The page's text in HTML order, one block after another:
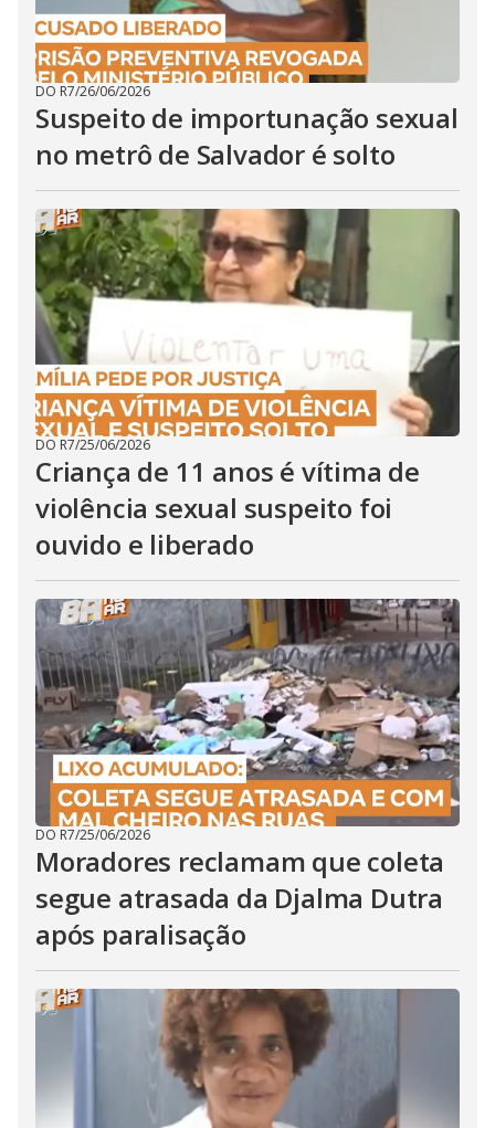
DO R7/26/06/2026
Suspeito de importunação sexual
no metrô de Salvador é solto
DO R7/25/06/2026
Criança de 11 anos é vítima de
violência sexual suspeito foi
ouvido e liberado
DO R7/25/06/2026
Moradores reclamam que coleta
segue atrasada da Djalma Dutra
após paralisação